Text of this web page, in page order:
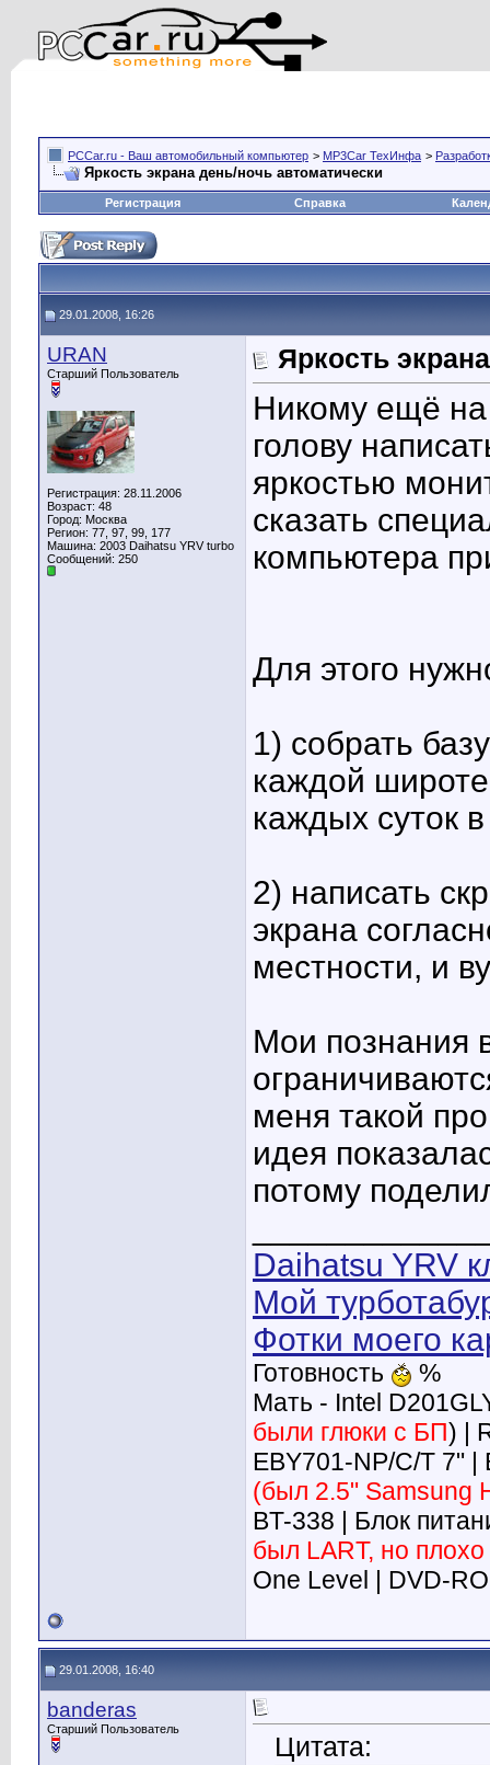
PCCar.ru - Ваш автомобильный компьютер > MP3Car ТехИнфа >
Яркость экрана день/ночь автоматически
Регистрация Справка
29.01.2008, 16:26
URAN
Старший Пользователь
Регистрация: 28.11.2006
Возраст: 48
Город: Москва
Регион: 77, 97, 99, 177
Машина: 2003 Daihatsu YRV turbo
Сообщений: 250
Яркость
Никому ещё на
голову
яркостью
сказать
компьютера
Для этого
1) собрать
каждой
каждых суток в
2) написать
экрана
местности, и
Мои познания
меня такой
идея
потому
Daihatsu YRV
Мой
Фотки моего
Готовность
%
Мать - Intel
были глюки с БП) |
EBY701-NP/C/T 7" |
(был 2.5" Samsung
BT-338 | Блок
был LART, но плохо
One Level | DVD-
29.01.2008, 16:40
banderas
Старший Пользователь
Цитата: